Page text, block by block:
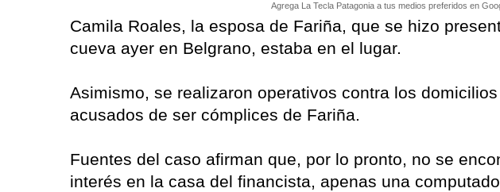
Agrega La Tecla Patagonia a tus medios preferidos en
Camila Roales, la esposa de Fariña, que se hizo
cueva ayer en Belgrano, estaba en el lugar.
Asimismo, se realizaron operativos contra los
acusados de ser cómplices de Fariña.
Fuentes del caso afirman que, por lo pronto, no se
interés en la casa del financista, apenas una